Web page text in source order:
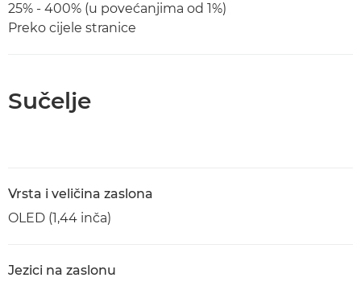
25% - 400% (u povećanjima od 1%)
Preko cijele stranice
Sučelje
Vrsta i veličina zaslona
OLED (1,44 inča)
Jezici na zaslonu